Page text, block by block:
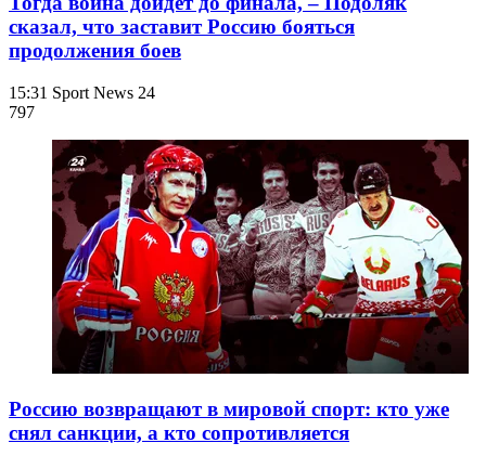
сказал, что заставит Россию бояться
продолжения боев
15:31 Sport News 24
797
Россию возвращают в мировой спорт: кто уже
снял санкции, а кто сопротивляется